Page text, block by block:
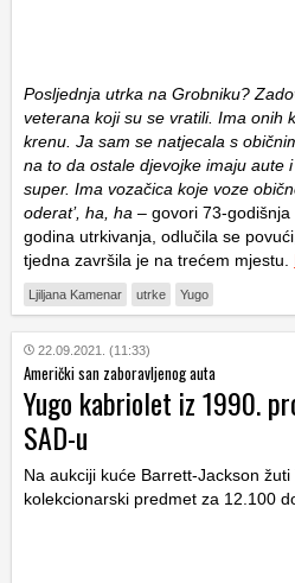
Posljednja utrka na Grobniku?
veterana koji su se vratili. Ima onih
krenu. Ja sam se natjecala s
na to da ostale djevojke imaju aute
super. Ima vozačica koje voze
oderat’, ha, ha – govori 73-
godina utrkivanja, odlučila se
tjedna završila je na trećem mjestu.
Ljiljana Kamenar utrke Yugo
22.09.2021. (11:33)
Američki san zaboravljenog auta
Yugo kabriolet iz 1990.
SAD-u
Na aukciji kuće Barrett-Jackson
kolekcionarski predmet za 12.100